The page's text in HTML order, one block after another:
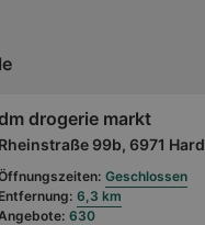
drogerie markt
Rheinstraße 99b, 6971 Hard
Geschlossen
Entfernung: 6,3 km
Angebote: 630